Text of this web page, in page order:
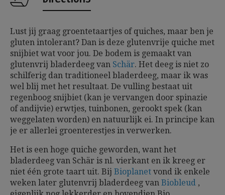
Lust jij graag groentetaartjes of quiches, maar ben je
gluten intolerant? Dan is deze glutenvrije quiche met
snijbiet wat voor jou. De bodem is gemaakt van
glutenvrij bladerdeeg van Schär. Het deeg is niet zo
schilferig dan traditioneel bladerdeeg, maar ik was
wel blij met het resultaat. De vulling bestaat uit
regenboog snijbiet (kan je vervangen door spinazie
of andijvie) erwtjes, tuinbonen, gerookt spek (kan
weggelaten worden) en natuurlijk ei. In principe kan
je er allerlei groenterestjes in verwerken.
Het is een hoge quiche geworden, want het
bladerdeeg van Schär is nl. vierkant en ik kreeg er
niet één grote taart uit. Bij Bioplanet vond ik enkele
weken later glutenvrij bladerdeeg van Biobleud ,